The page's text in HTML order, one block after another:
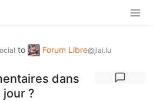
to Forum Libre@jlai.lu
dans
?